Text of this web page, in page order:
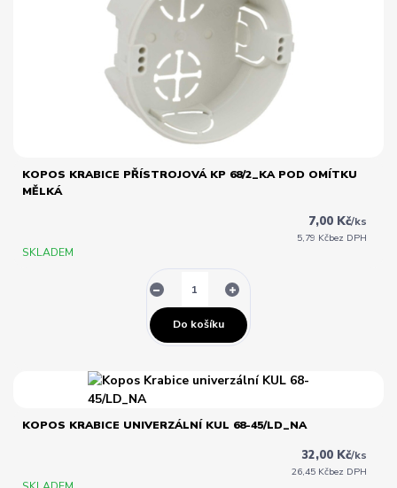
KOPOS KRABICE PŘÍSTROJOVÁ KP 68/2_KA POD OMÍTKU
MĚLKÁ
7,00 Kč/ks
5,79 Kčbez DPH
SKLADEM
Do košíku
KOPOS KRABICE UNIVERZÁLNÍ KUL 68-45/LD_NA
32,00 Kč/ks
26,45 Kčbez DPH